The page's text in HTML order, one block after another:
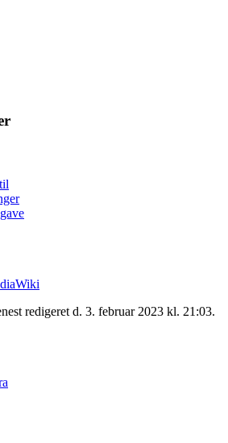
redigeret d. 3. februar 2023 kl. 21:03.